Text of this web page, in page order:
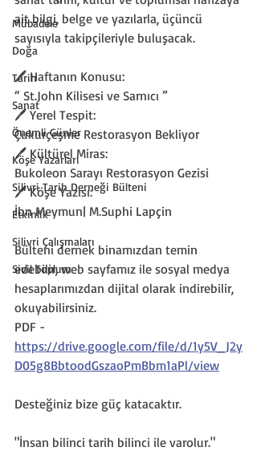
Mübadele
Doğa
Tarih
Sanat
Önemli Günler
Köşe Yazarları
Silivri Tarih Derneği Bülteni
Etkinlik
Silivri Çalışmaları
Sivil Toplum
ait bilgi, belge ve yazılarla, üçüncü
sayısıyla takipçileriyle buluşacak.
🖊 Haftanın Konusu:
“ St.John Kilisesi ve Sarnıcı ”
🖊 Yerel Tespit:
Çukurçeşme Restorasyon Bekliyor
🖊 Kültürel Miras:
Bukoleon Sarayı Restorasyon Gezisi
🖊 Köşe Yazısı:
İbn Meymun| M.Suphi Lapçin
Bülteni dernek binamızdan temin
edebilir, web sayfamız ile sosyal medya
hesaplarımızdan dijital olarak indirebilir,
okuyabilirsiniz.
PDF -
https://drive.google.com/file/d/1y5V_J2y
D05g8BbtoodGszaoPmBbm1aPl/view
Desteğiniz bize güç katacaktır.
"İnsan bilinci tarih bilinci ile varolur."